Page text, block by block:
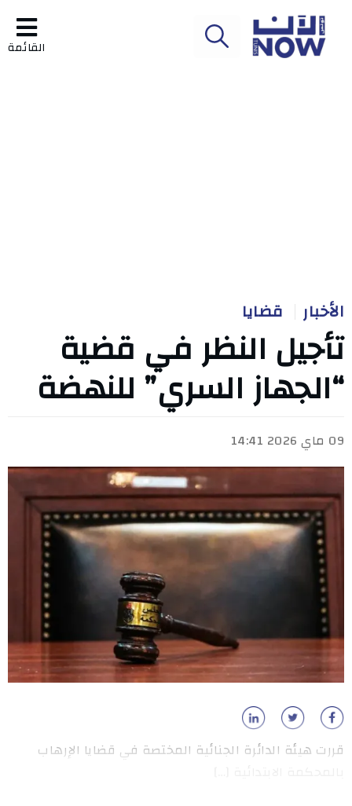
القائمة
الأخبار قضايا
تأجيل النظر في قضية
“الجهاز السري” للنهضة
09 ماي 2026 14:41
قررت هيئة الدائرة الجنائية المختصة في قضايا الإرهاب